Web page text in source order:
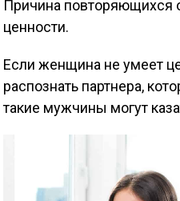
Причина повторяющихся
ценности.
Если женщина не умеет
распознать партнера,
такие мужчины могут